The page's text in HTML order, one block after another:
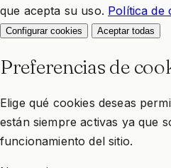
que acepta su uso. Política de
Configurar cookies Aceptar todas
Preferencias de
Elige qué cookies deseas
están siempre activas ya que
funcionamiento del sitio.